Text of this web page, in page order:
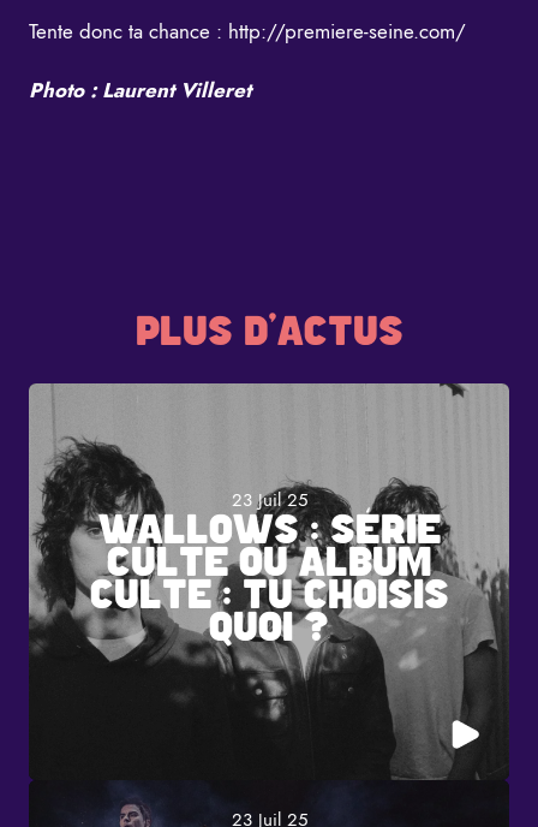
Tente donc ta chance : http://premiere-seine.com/
Photo : Laurent Villeret
PLUS D'ACTUS
23 Juil 25
WALLOWS : SÉRIE
CULTE OU ALBUM
CULTE : TU CHOISIS
QUOI ?
23 Juil 25